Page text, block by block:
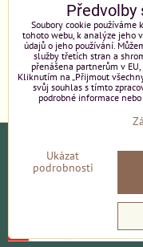
Předvolby
Soubory cookie
tohoto webu, k analýze jeho
údajů o jeho používání.
služby třetích stran a
přenášena partnerům v
Kliknutím na „Přijmout
svůj souhlas s tímto
podrobné informace
Ukázat
podrobnosti